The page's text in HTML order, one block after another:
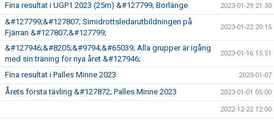
Fina resultat i UGP1 2023 (25m) &#127799; Borlänge 2023-01-29 21:30
&#127799;&#127807; Simidrottsledarutbildningen på
Fjärran &#127807;&#127799;
2023-01-22 20:15
&#127946;&#8205;&#9794;&#65039; Alla grupper är igång
med sin träning för nya året &#127946;
2023-01-16 15:51
Fina resultat i Palles Minne 2023 2023-01-07
Årets första tävling &#127872; Palles Minne 2023 2023-01-01 05:00
2022-12-22 12:00